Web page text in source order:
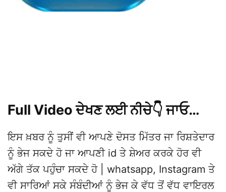
Full Video ਦੇਖਣ ਲਈ ਨੀਚੇ👇 ਜਾਓ…
ਇਸ ਖ਼ਬਰ ਨੂੰ ਤੁਸੀਂ ਵੀ ਆਪਣੇ ਦੋਸਤ ਮਿੱਤਰ ਜਾ ਰਿਸ਼ਤੇਦਾਰ
ਨੂੰ ਭੇਜ ਸਕਦੇ ਹੋ ਜਾ ਆਪਣੀ id ਤੇ ਸ਼ੇਅਰ ਕਰਕੇ ਹੋਰ ਵੀ
ਅੱਗੇ ਤੱਕ ਪਹੁੰਚਾ ਸਕਦੇ ਹੋ | whatsapp, Instagram ਤੇ
ਵੀ ਸਾਰਿਆਂ ਸਕੇ ਸੰਬੰਦੀਆਂ ਨੂੰ ਭੇਜ ਕੇ ਵੱਧ ਤੋਂ ਵੱਧ ਵਾਇਰਲ